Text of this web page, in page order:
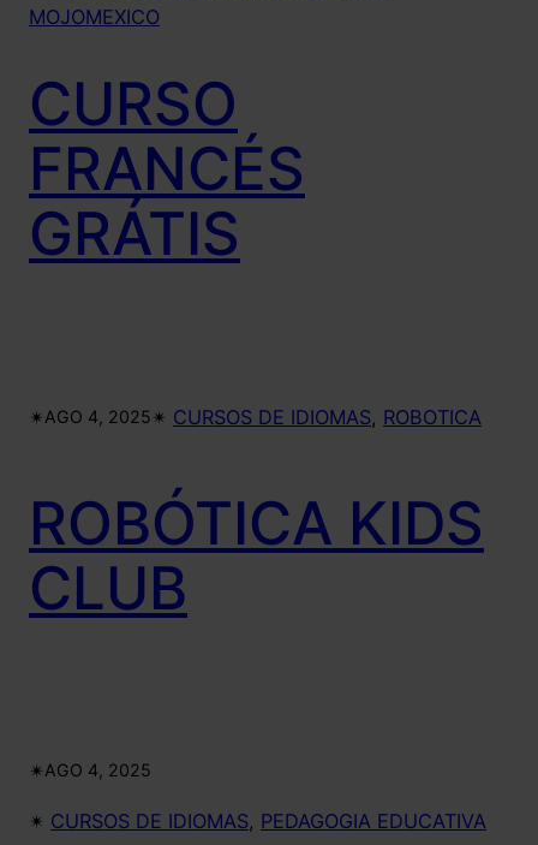
MOJOMEXICO
CURSO
FRANCÉS
GRÁTIS
✴︎AGO 4, 2025✴︎ CURSOS DE IDIOMAS, ROBOTICA
ROBÓTICA KIDS
CLUB
✴︎AGO 4, 2025
✴︎ CURSOS DE IDIOMAS, PEDAGOGIA EDUCATIVA